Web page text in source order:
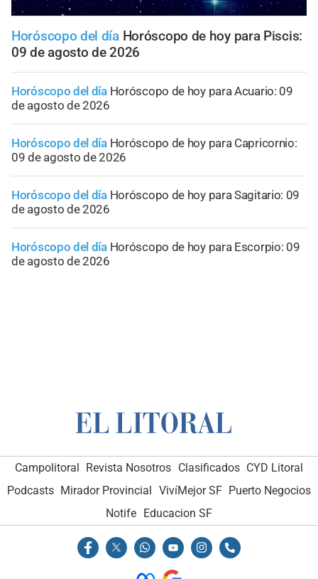
Horóscopo del día Horóscopo de hoy para Piscis:
09 de agosto de 2026
Horóscopo del día Horóscopo de hoy para Acuario: 09
de agosto de 2026
Horóscopo del día Horóscopo de hoy para Capricornio:
09 de agosto de 2026
Horóscopo del día Horóscopo de hoy para Sagitario: 09
de agosto de 2026
Horóscopo del día Horóscopo de hoy para Escorpio: 09
de agosto de 2026
Campolitoral Revista Nosotros Clasificados CYD Litoral
Podcasts Mirador Provincial VivíMejor SF Puerto Negocios
Notife Educacion SF